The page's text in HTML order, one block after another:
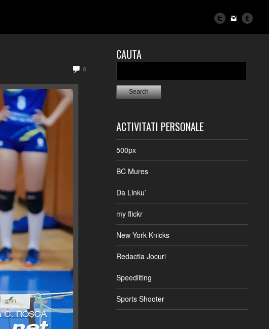
0
CAUTA
ACTIVITATI PERSONALE
500px
BC Mures
Da Linku’
my flickr
New York Knicks
Redactia Jocuri
Speedliting
Sports Shooter